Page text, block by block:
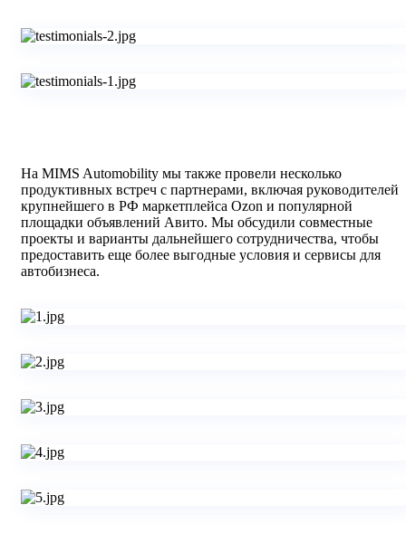
На MIMS Automobility мы также провели несколько
продуктивных встреч с партнерами, включая руководителей
крупнейшего в РФ маркетплейса Ozon и популярной
площадки объявлений Авито. Мы обсудили совместные
проекты и варианты дальнейшего сотрудничества, чтобы
предоставить еще более выгодные условия и сервисы для
автобизнеса.